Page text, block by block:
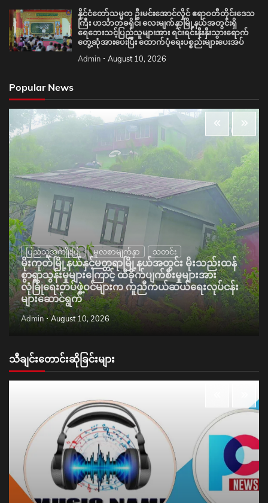
နိုင်ငံတော်သမ္မတ ဦးမင်းအောင်လှိုင် ဧရာဝတီတိုင်းဒေသ
ကြီး ဟင်္သာတခရိုင်၊ လေးမျက်နှာမြို့နယ်အတွင်းရှိ
ရေဘေးသင့်ပြည်သူများအား ရင်းရင်းနှီးနှီးသွားရောက်
တွေ့ဆုံအားပေးပြီး ထောက်ပံ့ရေးပစ္စည်းများပေးအပ်
Admin August 10, 2026
Popular News
ပြည်သူ့အကျိုးပြု မူလစာမျက်နှာ သတင်း
မိုးကုတ်မြို့နယ်နှင့်မတ္တရာမြို့နယ်အတွင်း မိုးသည်းထန်
စွာရွာသွန်းမှုများကြောင့် ထိခိုက်ပျက်စီးမှုများအား
လုံခြုံရေးတပ်ဖွဲ့ဝင်များက ကူညီကယ်ဆယ်ရေးလုပ်ငန်း
များဆောင်ရွက်
Admin August 10, 2026
သီချင်းတောင်းဆိုခြင်းများ